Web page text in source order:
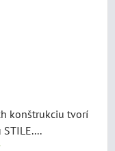
konštrukciu tvorí